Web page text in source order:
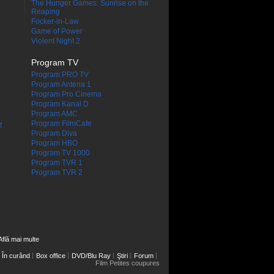
The Hunger Games: Sunrise on the
Reaping
Focker-in-Law
Game of Power
Violent Night 2
Program TV
Program PRO TV
Program Antena 1
Program Pro Cinema
Program Kanal D
Program AMC
Program FilmCafe
Program Diva
Program HBO
Program TV 1000
Program TVR 1
Program TVR 2
mai multe
În curând Box office DVD/Blu Ray Ştiri
Forum
Film Petites coupures